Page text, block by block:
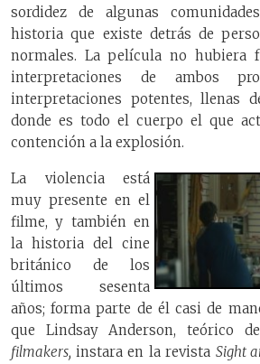
sordidez de algunas
historia que existe detrás de
normales. La película no hubiera
interpretaciones de ambos
interpretaciones potentes, llenas
donde es todo el cuerpo el que
contención a la explosión.
La violencia está
muy presente en el
filme, y también en
la historia del cine
británico de los
últimos sesenta
años; forma parte de él casi de
que Lindsay Anderson, teórico
filmakers, instara en la revista Sight